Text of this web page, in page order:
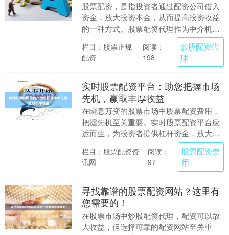
股票配资，是指投资者通过配资公司借入
资金，放大投资本金，从而提高投资收益
的一种方式。股票配资代理作为中介机
构，为投资者提供配资服务，帮助他们轻
松杠杆，无忧投资。....
栏目：股票正规
配资
阅读：
198
炒股配资代
理
实时股票配资平台：助您把握市场
先机，赢取丰厚收益
在瞬息万变的股票市场中股票配资费用，
把握先机至关重要。实时股票配资平台应
运而生，为投资者提供杠杆资金，放大收
益潜力。 **实时数据，把握先机** 实时股
票配资平....
栏目：股票配资资
讯网
阅读：
97
股票配资费
用
寻找靠谱的股票配资网站？这里有
您需要的！
在股票市场中炒股配资代理，配资可以放
大收益，但选择可靠的配资网站至关重